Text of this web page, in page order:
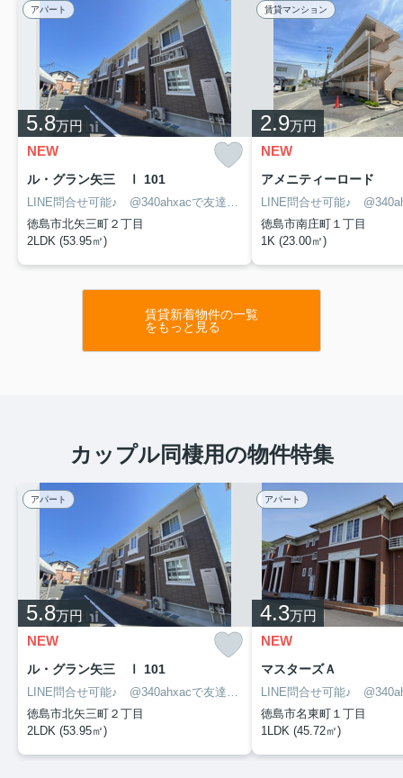
アパート
5.8万円
NEW
ル・グラン矢三 Ⅰ 101
LINE問合せ可能♪ @340ahxacで友達検索して下さい
徳島市北矢三町２丁目
2LDK (53.95㎡)
賃貸マンション
2.9万円
NEW
アメニティーロード
徳島市南庄町１丁目
1K (23.00㎡)
賃貸新着物件の一覧
をもっと見る
カップル同棲用の物件特集
アパート
5.8万円
NEW
ル・グラン矢三 Ⅰ 101
LINE問合せ可能♪ @340ahxacで友達検索して下さい
徳島市北矢三町２丁目
2LDK (53.95㎡)
アパート
4.3万円
NEW
マスターズＡ
徳島市名東町１丁目
1LDK (45.72㎡)